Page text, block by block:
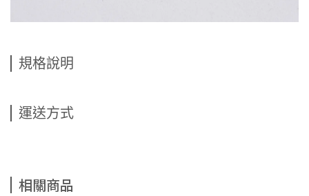
規格說明
運送方式
相關商品